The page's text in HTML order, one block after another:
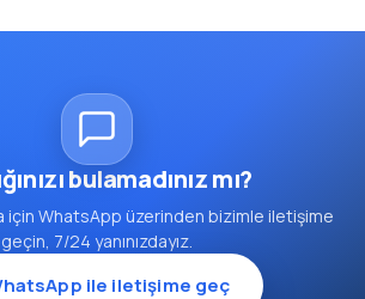
bulamadınız mı?
için WhatsApp üzerinden bizimle iletişime
geçin, 7/24 yanınızdayız.
ile iletişime geç